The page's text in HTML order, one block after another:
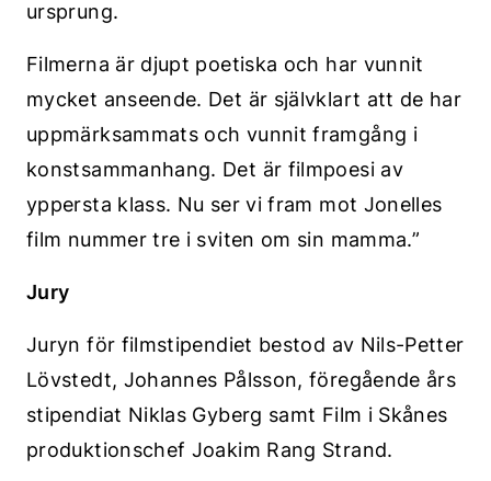
ursprung.
Filmerna är djupt poetiska och har vunnit
mycket anseende. Det är självklart att de har
uppmärksammats och vunnit framgång i
konstsammanhang. Det är filmpoesi av
yppersta klass. Nu ser vi fram mot Jonelles
film nummer tre i sviten om sin mamma.”
Jury
Juryn för filmstipendiet bestod av Nils-Petter
Lövstedt, Johannes Pålsson, föregående års
stipendiat Niklas Gyberg samt Film i Skånes
produktionschef Joakim Rang Strand.